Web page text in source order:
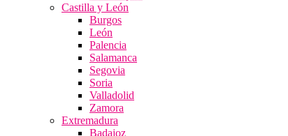
Castilla y León
Burgos
León
Palencia
Salamanca
Segovia
Soria
Valladolid
Zamora
Extremadura
Badajoz